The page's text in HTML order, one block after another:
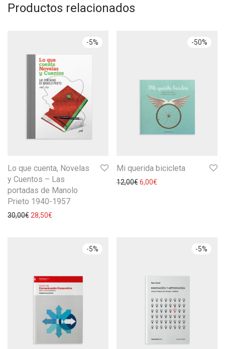
Productos relacionados
-5%
Lo que cuenta, Novelas
y Cuentos – Las
portadas de Manolo
Prieto 1940-1957
30,00€ 28,50€
-50%
Mi querida bicicleta
12,00€6,00€
-5% -5%